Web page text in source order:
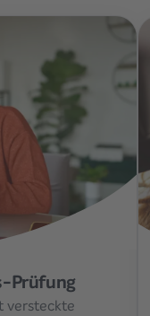
Prüfung
versteckte